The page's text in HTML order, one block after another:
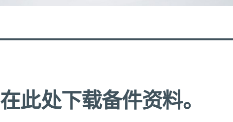
在此处下载备件资料。